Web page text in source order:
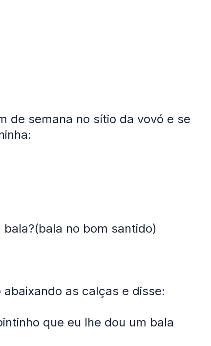
de semana no sítio da vovó e se
no bom santido)
as calças e disse:
que eu lhe dou um bala